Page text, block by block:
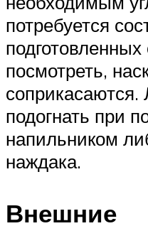
потребуется
подготовленных
посмотреть,
подогнать при
напильником
наждака.
Внешние